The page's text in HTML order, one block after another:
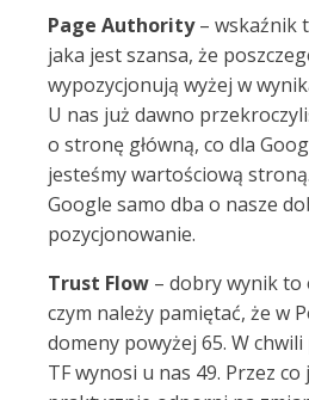
Page Authority– wskaźnik
jaka jest szansa, że
wypozycjonują wyżej w
U nas już dawno
o stronę główną, co dla
jesteśmy wartościową
Google samo dba o nasze
pozycjonowanie.
Trust Flow – dobry wynik to
czym należy pamiętać, że w
domeny powyżej 65. W
TF wynosi u nas 49. Przez co